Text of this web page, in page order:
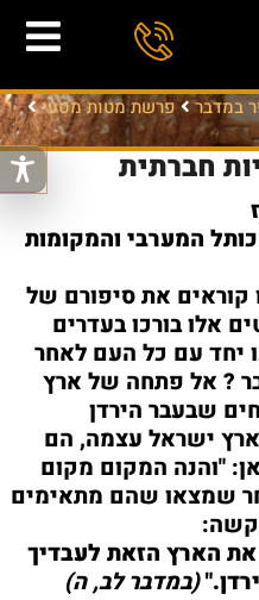
במדבר
פרשת מטות מסעי
חברתית
המערבי והמקומות
את סיפורם של
אלו בורכו בעדרים
יחד עם כל העם לאחר
? אל פתחה של ארץ
שבעבר הירדן
ישראל עצמה, הם
"והנה המקום מקום
שמצאו שהם מתאימים
את הארץ הזאת לעבדיך
(במדבר לב, ה)